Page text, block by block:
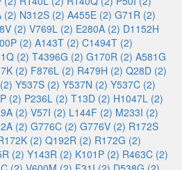
(2) N312S (2) A455E (2) G71R (2)
(2) V769L (2) E280A (2) D1152H
(2) A143T (2) C1494T (2)
(2) T4396G (2) G170R (2) A581G
(2) F876L (2) R479H (2) Q28D (2)
Y537S (2) Y537N (2) Y537C (2)
(2) P236L (2) T13D (2) H1047L (2)
(2) V57I (2) L144F (2) M233I (2)
(2) G776C (2) G776V (2) R172S
(2) Q192R (2) R172G (2)
(2) Y143R (2) K101P (2) R463C (2)